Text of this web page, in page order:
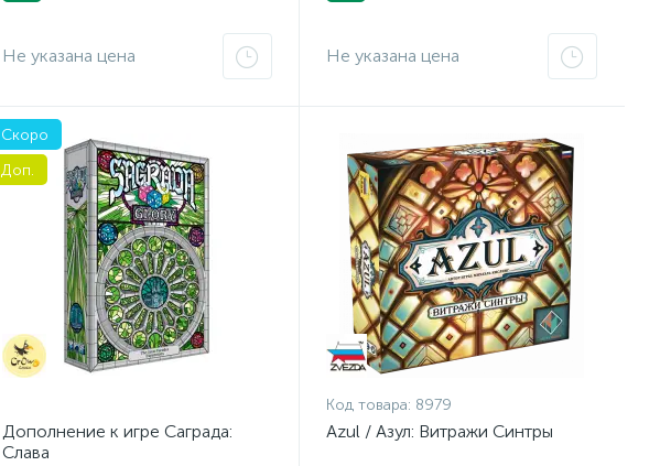
Не указана цена Не указана цена
Скоро
Доп.
Дополнение к игре Саграда:
Слава
Код товара: 8979
Azul / Азул: Витражи Синтры